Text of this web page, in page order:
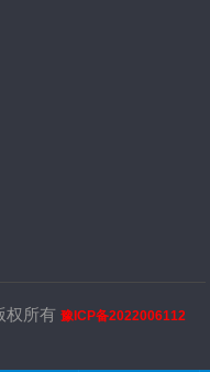
权所有豫ICP备2022006112